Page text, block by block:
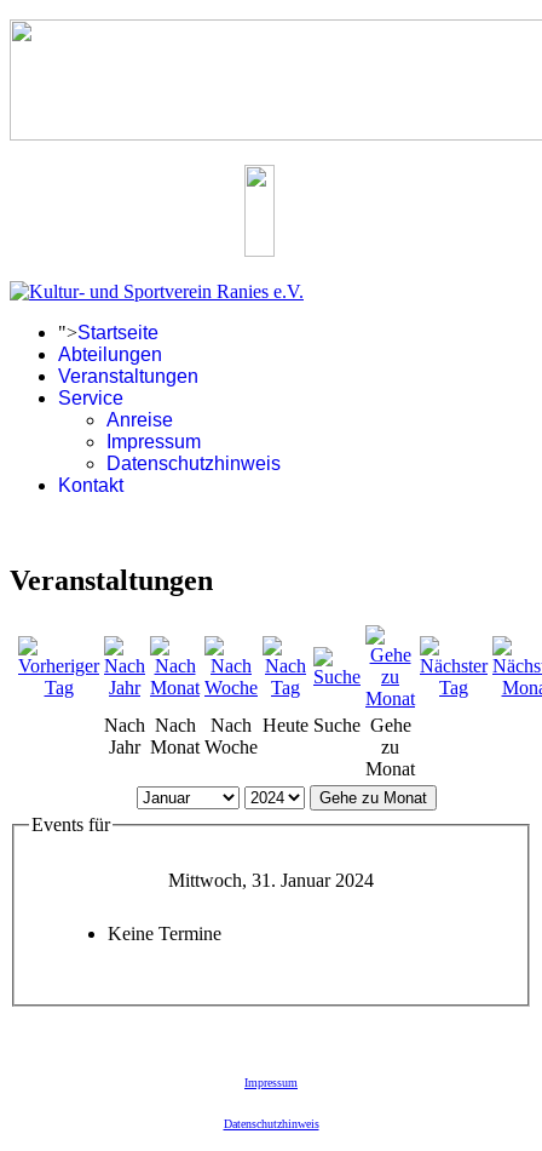
">Startseite
Abteilungen
Veranstaltungen
Service
Anreise
Impressum
Datenschutzhinweis
Kontakt
Veranstaltungen
Nach
Jahr
Nach
Monat
Nach
Woche
Heute Suche Gehe
zu
Monat
Gehe zu Monat
Events für
Mittwoch, 31. Januar 2024
Keine Termine
Impressum
Datenschutzhinweis